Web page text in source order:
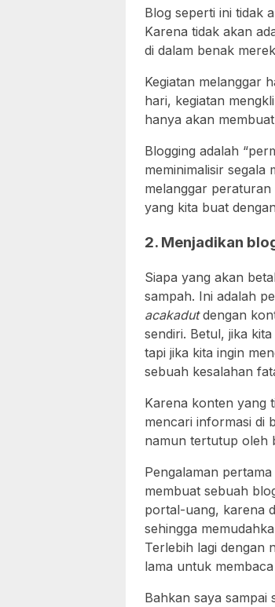
Blog seperti ini tidak
Karena tidak akan
di dalam benak
Kegiatan melanggar
hari, kegiatan
hanya akan membuat
Blogging adalah
meminimalisir segala
melanggar
yang kita buat
2. Menjadikan
Siapa yang akan
sampah. Ini adalah
acakadutdengan
sendiri. Betul, jika
tapi jika kita ingin
sebuah kesalahan
Karena konten yang
mencari informasi di
namun tertutup oleh
Pengalaman
membuat sebuah
portal-uang, karena
sehingga
Terlebih lagi dengan
lama untuk
Bahkan saya sampai